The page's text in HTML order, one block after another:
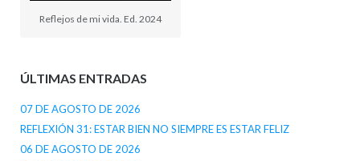
Reflejos de mi vida. Ed. 2024
ÚLTIMAS ENTRADAS
07 DE AGOSTO DE 2026
REFLEXIÓN 31: ESTAR BIEN NO SIEMPRE ES ESTAR FELIZ
06 DE AGOSTO DE 2026